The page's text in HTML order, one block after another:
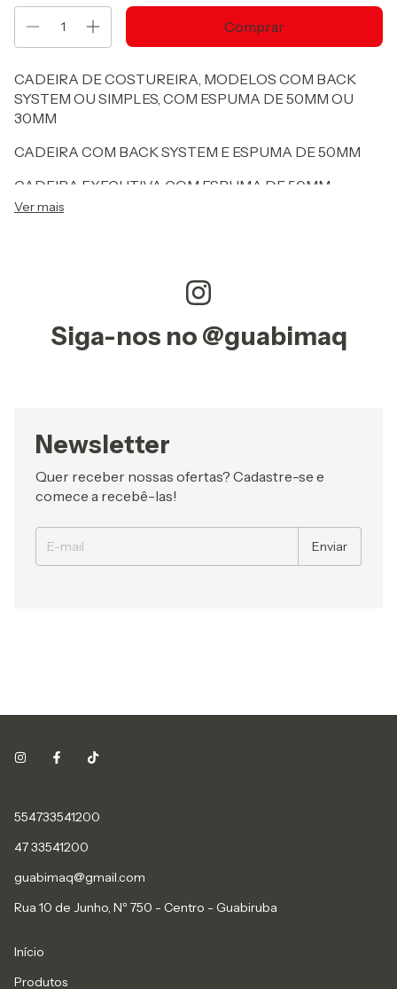
CADEIRA DE COSTUREIRA, MODELOS COM BACK
SYSTEM OU SIMPLES, COM ESPUMA DE 50MM OU
30MM
CADEIRA COM BACK SYSTEM E ESPUMA DE 50MM
CADEIRA EXECUTIVA COM ESPUMA DE 50MM
CADEIRA SECRETARIA COM ESPUMA DE 30MM
Ver mais
Siga-nos no @guabimaq
Newsletter
Quer receber nossas ofertas? Cadastre-se e
comece a recebê-las!
554733541200
47 33541200
guabimaq@gmail.com
Rua 10 de Junho, Nº 750 - Centro - Guabiruba
Início
Produtos